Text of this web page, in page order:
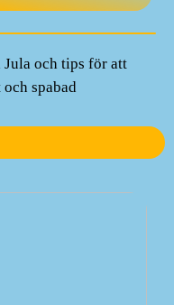
och tips för att
spabad